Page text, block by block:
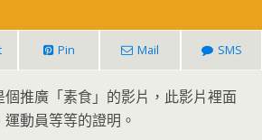
Pin Mail SMS
推廣「素食」的影片，此影片裡面
動員等等的證明。